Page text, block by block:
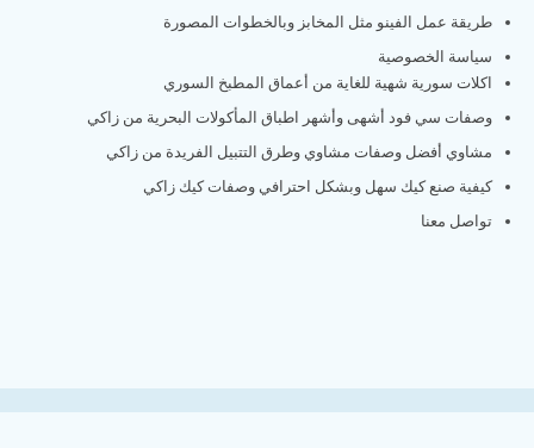
طريقة عمل الفينو مثل المخابز وبالخطوات المصورة
سياسة الخصوصية
اكلات سورية شهية للغاية من أعماق المطبخ السوري
وصفات سي فود أشهى وأشهر اطباق المأكولات البحرية من زاكي
مشاوي أفضل وصفات مشاوي وطرق التتبيل الفريدة من زاكي
كيفية صنع كيك سهل وبشكل احترافي وصفات كيك زاكي
تواصل معنا